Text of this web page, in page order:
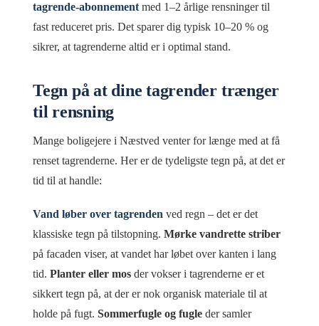
tagrende-abonnement med 1–2 årlige rensninger til
fast reduceret pris. Det sparer dig typisk 10–20 % og
sikrer, at tagrenderne altid er i optimal stand.
Tegn på at dine tagrender trænger
til rensning
Mange boligejere i Næstved venter for længe med at få
renset tagrenderne. Her er de tydeligste tegn på, at det er
tid til at handle:
Vand løber over tagrenden ved regn – det er det
klassiske tegn på tilstopning. Mørke vandrette striber
på facaden viser, at vandet har løbet over kanten i lang
tid. Planter eller mos der vokser i tagrenderne er et
sikkert tegn på, at der er nok organisk materiale til at
holde på fugt. Sommerfugle og fugle der samler